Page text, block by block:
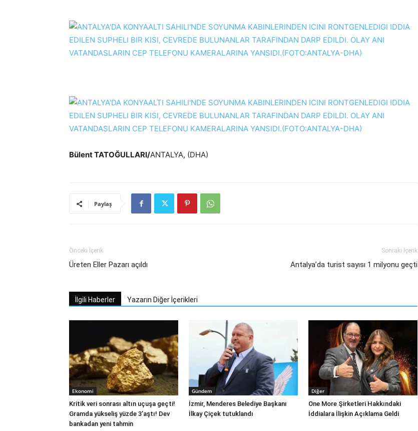
Bülent TATOĞULLARI/ANTALYA, (DHA)
Paylaş
Önceki İçerik
Üreten Eller Pazarı açıldı
Sonraki İçerik
Antalya’da turist sayısı 1 milyonu geçti
İlgili Haberler Yazarın Diğer İçerikleri
Ekonomi
Kritik veri sonrası altın uçuşa geçti!
Gramda yükseliş yüzde 3’aştı! Dev
bankadan yeni tahmin
Gündem
İzmir, Menderes Belediye Başkanı
İlkay Çiçek tutuklandı
Diğer
One More Şirketleri Hakkındaki
İddialara İlişkin Açıklama Geldi